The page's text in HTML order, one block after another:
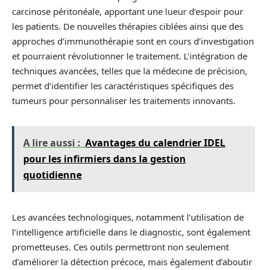
carcinose péritonéale, apportant une lueur d’espoir pour
les patients. De nouvelles thérapies ciblées ainsi que des
approches d’immunothérapie sont en cours d’investigation
et pourraient révolutionner le traitement. L’intégration de
techniques avancées, telles que la médecine de précision,
permet d’identifier les caractéristiques spécifiques des
tumeurs pour personnaliser les traitements innovants.
A lire aussi : Avantages du calendrier IDEL
pour les infirmiers dans la gestion
quotidienne
Les avancées technologiques, notamment l’utilisation de
l’intelligence artificielle dans le diagnostic, sont également
prometteuses. Ces outils permettront non seulement
d’améliorer la détection précoce, mais également d’aboutir